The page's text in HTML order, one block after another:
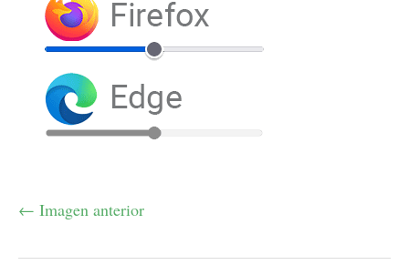
← Imagen anterior